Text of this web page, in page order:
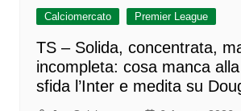
Calciomercato Premier League
TS – Solida, concentrata,
incompleta: cosa manca
sfida l’Inter e medita su